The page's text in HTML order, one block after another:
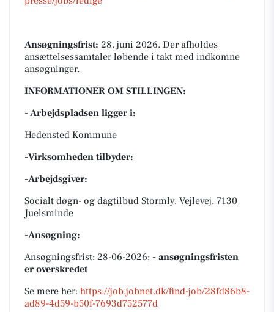
Ansøgningsfrist: 28. juni 2026. Der afholdes
ansættelsessamtaler løbende i takt med indkomne
ansøgninger.
INFORMATIONER OM STILLINGEN:
- Arbejdspladsen ligger i:
Hedensted Kommune
-Virksomheden tilbyder:
-Arbejdsgiver:
Socialt døgn- og dagtilbud Stormly, Vejlevej, 7130
Juelsminde
-Ansøgning:
Ansøgningsfrist: 28-06-2026; - ansøgningsfristen
er overskredet
Se mere her: https://job.jobnet.dk/find-job/28fd86b8-
ad89-4d59-b50f-7693d752577d